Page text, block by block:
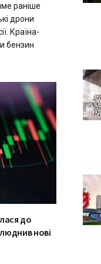
раніше
дрони
Країна-
бензин
до
нові